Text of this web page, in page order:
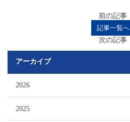
前の記事
記事一覧へ
次の記事
アーカイブ
2026
2025